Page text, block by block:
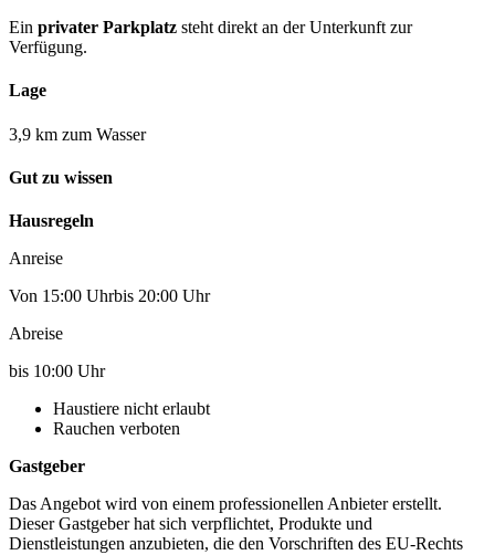
Ein privater Parkplatz steht direkt an der Unterkunft zur
Verfügung.
Lage
3,9 km zum Wasser
Gut zu wissen
Hausregeln
Anreise
Von 15:00 Uhrbis 20:00 Uhr
Abreise
bis 10:00 Uhr
Haustiere nicht erlaubt
Rauchen verboten
Gastgeber
Das Angebot wird von einem professionellen Anbieter erstellt.
Dieser Gastgeber hat sich verpflichtet, Produkte und
Dienstleistungen anzubieten, die den Vorschriften des EU-Rechts